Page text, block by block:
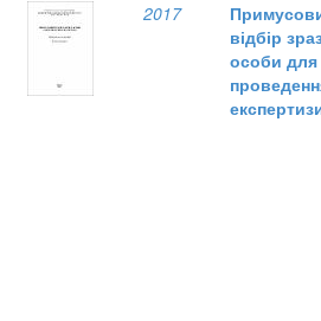
2017
відбір
особи для